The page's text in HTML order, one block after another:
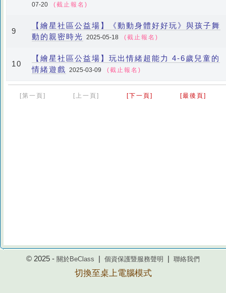
07-20
(截止報名)
9
【繪星社區公益場】《動動身體好好玩》與孩子舞
動的親密時光 2025-05-18 (截止報名)
10
【繪星社區公益場】玩出情緒超能力 4-6歲兒童的
情緒遊戲 2025-03-09 (截止報名)
[第一頁] [上一頁] [下一頁] [最後頁]
© 2025 - 關於BeClass 個資保護暨服務聲明 聯絡我們
切換至桌上電腦模式